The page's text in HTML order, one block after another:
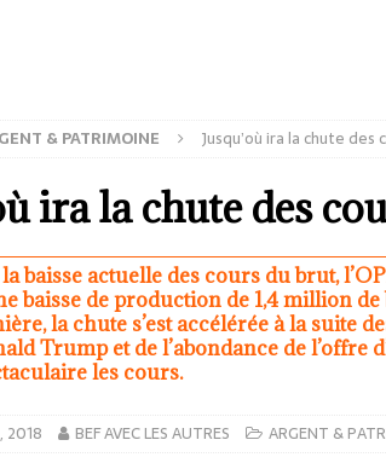
& PATRIMOINE Jusqu’où ira la chute
ira la chute des
baisse actuelle des cours du brut,
baisse de production de 1,4 million
la chute s’est accélérée à la suite
Trump et de l’abondance de l’offre
les cours.
2018 BEF AVEC LES AUTRES ARGENT &